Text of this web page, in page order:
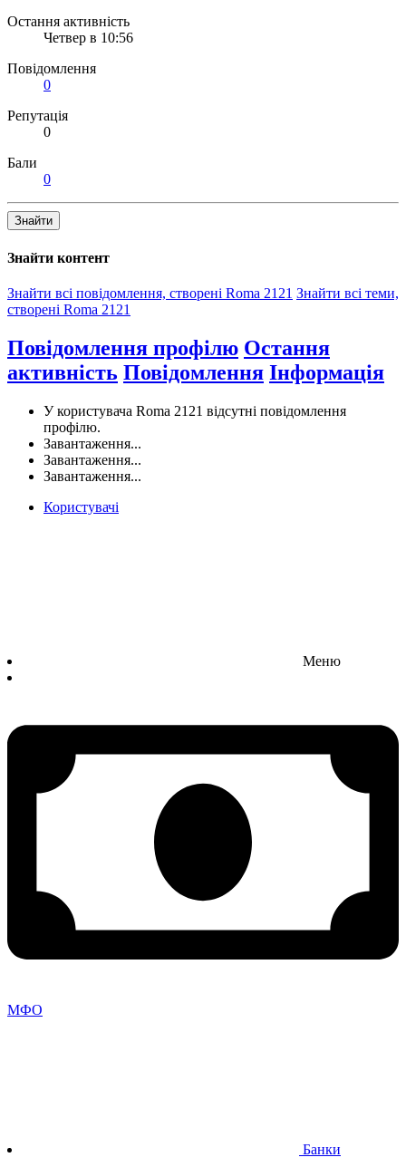
Остання активність
Четвер в 10:56
Повідомлення
0
Репутація
0
Бали
0
Знайти
Знайти контент
Знайти всі повідомлення, створені Roma 2121 Знайти всі теми,
створені Roma 2121
Повідомлення профілю Остання
активність Повідомлення Інформація
У користувача Roma 2121 відсутні повідомлення
профілю.
Завантаження...
Завантаження...
Завантаження...
Користувачі
Меню
МФО
Банки